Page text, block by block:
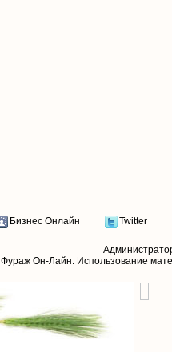
Бизнес Онлайн Twitter
Фураж Он-Лайн. Использование